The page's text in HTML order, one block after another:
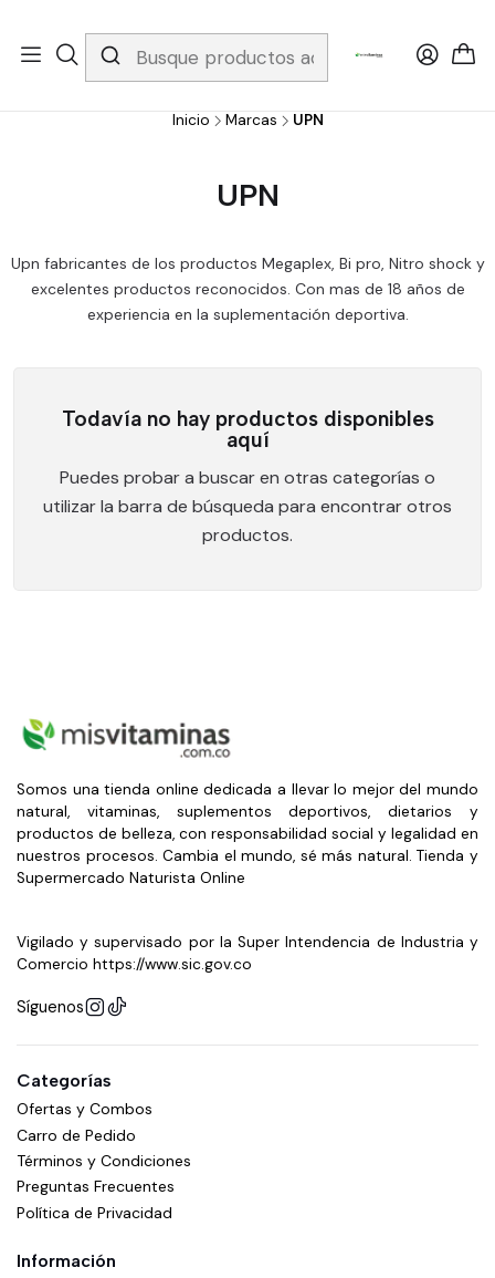
Whatsapp 3229079958/ Fijo 6019251796 / Envios a todo el país y
gratis apartir de 199.000!
Inicio Marcas UPN
UPN
Upn fabricantes de los productos Megaplex, Bi pro, Nitro shock y
excelentes productos reconocidos. Con mas de 18 años de
experiencia en la suplementación deportiva.
Todavía no hay productos disponibles
aquí
Puedes probar a buscar en otras categorías o
utilizar la barra de búsqueda para encontrar otros
productos.
Somos una tienda online dedicada a llevar lo mejor del mundo
natural, vitaminas, suplementos deportivos, dietarios y
productos de belleza, con responsabilidad social y legalidad en
nuestros procesos. Cambia el mundo, sé más natural. Tienda y
Supermercado Naturista Online
Vigilado y supervisado por la Super Intendencia de Industria y
Comercio https://www.sic.gov.co
Síguenos
Categorías
Ofertas y Combos
Carro de Pedido
Términos y Condiciones
Preguntas Frecuentes
Política de Privacidad
Información